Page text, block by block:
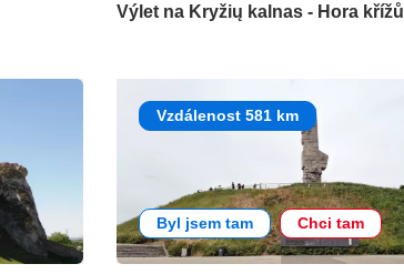
Výlet na Kryžių kalnas - Hora křížů
Vzdálenost 581 km
Byl jsem tam Chci tam